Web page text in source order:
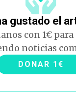
gustado el
con 1€
noticias
DONAR 1€